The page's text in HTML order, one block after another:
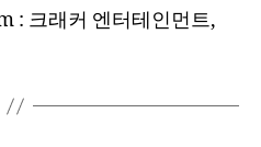
: 크래커 엔터테인먼트,